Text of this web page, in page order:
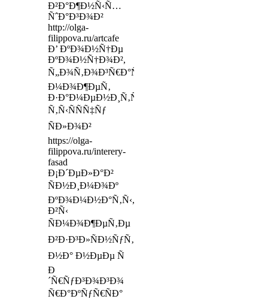
Ð²Ð°Ð¶Ð½Ñ‹Ñ…
ÑˆÐ°Ð³Ð¾Ð²
http://olga-
filippova.ru/artcafe
Ð’ ÐºÐ¾Ð½Ñ†Ðµ
ÐºÐ¾Ð½Ñ†Ð¾Ð²,
Ñ„Ð¾Ñ‚Ð¾Ð³Ñ€Ð°Ñ„Ð¸Ñ
Ð¼Ð¾Ð¶ÐµÑ‚
Ð·Ð°Ð¼ÐµÐ½Ð¸Ñ‚ÑŒ
Ñ‚Ñ‹ÑÑÑ‡Ñƒ
ÑÐ»Ð¾Ð²
https://olga-
filippova.ru/interery-
fasad
Ð¡Ð´ÐµÐ»Ð°Ð²
ÑÐ½Ð¸Ð¼Ð¾Ðº
ÐºÐ¾Ð¼Ð½Ð°Ñ‚Ñ‹,
Ð²Ñ‹
ÑÐ¼Ð¾Ð¶ÐµÑ‚Ðµ
Ð²Ð·Ð³Ð»ÑÐ½ÑƒÑ‚ÑŒ
Ð½Ð° Ð½ÐµÐµ Ñ
Ð
´Ñ€ÑƒÐ³Ð¾Ð³Ð¾
Ñ€Ð°ÐºÑƒÑ€ÑÐ°